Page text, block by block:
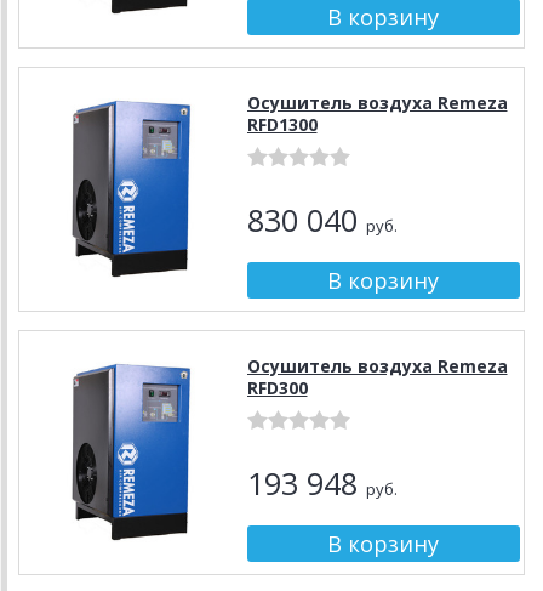
Осушитель воздуха Remeza
RFD1300
830 040 руб.
Осушитель воздуха Remeza
RFD300
193 948 руб.